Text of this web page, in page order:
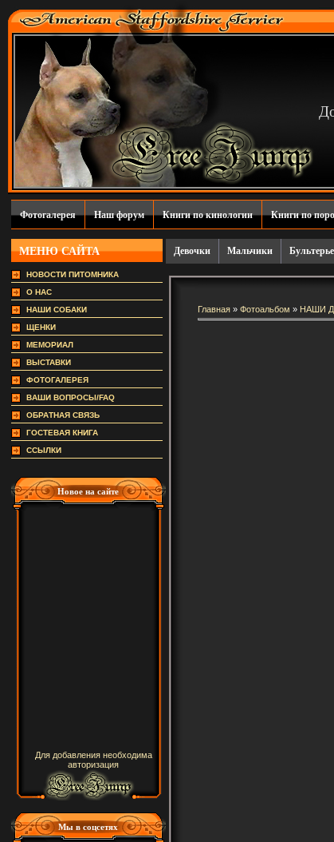
Фотогалерея Наш форум Книги по кинологии Книги по
МЕНЮ САЙТА
НОВОСТИ ПИТОМНИКА
О НАС
НАШИ СОБАКИ
ЩЕНКИ
МЕМОРИАЛ
ВЫСТАВКИ
ФОТОГАЛЕРЕЯ
ВАШИ ВОПРОСЫ/FAQ
ОБРАТНАЯ СВЯЗЬ
ГОСТЕВАЯ КНИГА
ССЫЛКИ
Новое на сайте
Для добавления необходима
авторизация
Мы в соцсетях
Девочки Мальчики
Главная» Фотоальбом » НАШИ